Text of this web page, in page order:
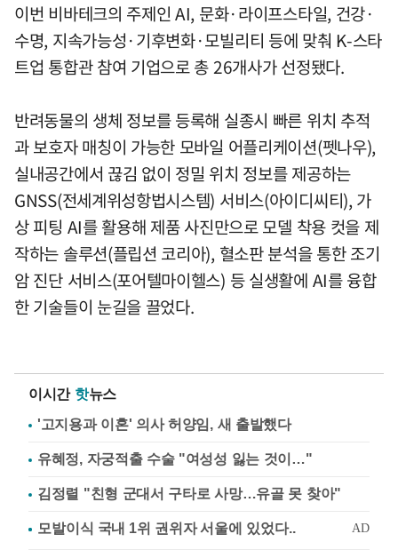
이번 비바테크의 주제인 AI, 문화·라이프스타일, 건강·
수명, 지속가능성·기후변화·모빌리티 등에 맞춰 K-스타
트업 통합관 참여 기업으로 총 26개사가 선정됐다.
반려동물의 생체 정보를 등록해 실종시 빠른 위치 추적
과 보호자 매칭이 가능한 모바일 어플리케이션(펫나우),
실내공간에서 끊김 없이 정밀 위치 정보를 제공하는
GNSS(전세계위성항법시스템) 서비스(아이디씨티), 가
상 피팅 AI를 활용해 제품 사진만으로 모델 착용 컷을 제
작하는 솔루션(플립션 코리아), 혈소판 분석을 통한 조기
암 진단 서비스(포어텔마이헬스) 등 실생활에 AI를 융합
한 기술들이 눈길을 끌었다.
이시간 핫뉴스
'고지용과 이혼' 의사 허양임, 새 출발했다
유혜정, 자궁적출 수술 "여성성 잃는 것이…"
김정렬 "친형 군대서 구타로 사망…유골 못 찾아"